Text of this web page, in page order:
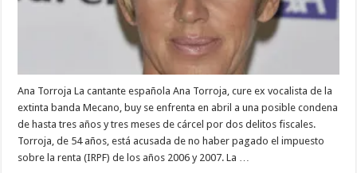
Ana Torroja La cantante española Ana Torroja, cure ex vocalista de la
extinta banda Mecano, buy se enfrenta en abril a una posible condena
de hasta tres años y tres meses de cárcel por dos delitos fiscales.
Torroja, de 54 años, está acusada de no haber pagado el impuesto
sobre la renta (IRPF) de los años 2006 y 2007. La …